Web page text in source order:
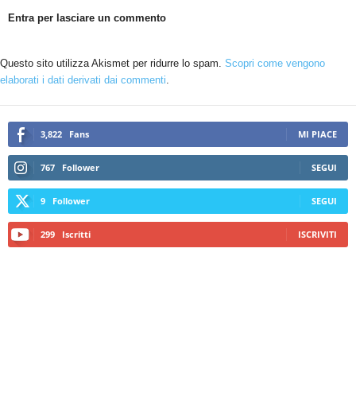
Entra per lasciare un commento
Questo sito utilizza Akismet per ridurre lo spam. Scopri come vengono
elaborati i dati derivati dai commenti.
3,822 Fans MI PIACE
767 Follower SEGUI
9 Follower SEGUI
299 Iscritti ISCRIVITI